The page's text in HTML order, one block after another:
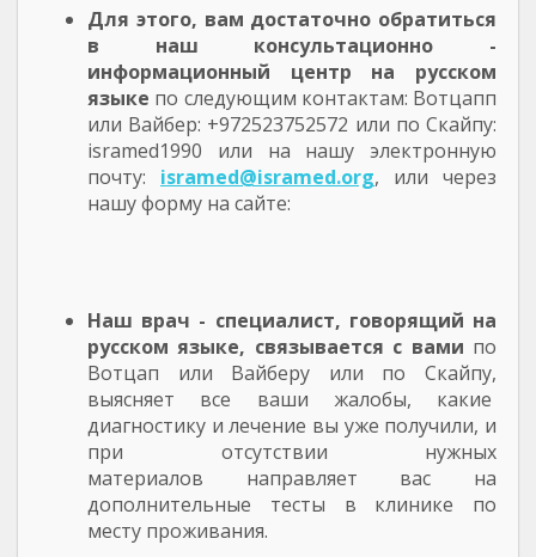
Для этого, вам достаточно обратиться
в наш консультационно -
информационный центр на русском
языке по следующим контактам: Вотцапп
или Вайбер: +972523752572 или по Скайпу:
isramed1990 или на нашу электронную
почту: isramed@isramed.org, или через
нашу форму на сайте:
Наш врач - специалист, говорящий на
русском языке, связывается с вами по
Вотцап или Вайберу или по Скайпу,
выясняет все ваши жалобы, какие
диагностику и лечение вы уже получили, и
при отсутствии нужных
материалов направляет вас на
дополнительные тесты в клинике по
месту проживания.